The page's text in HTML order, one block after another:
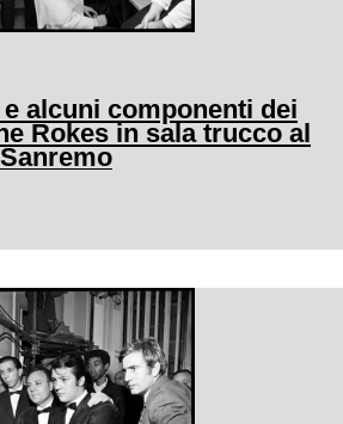
alcuni componenti dei
Rokes in sala trucco al